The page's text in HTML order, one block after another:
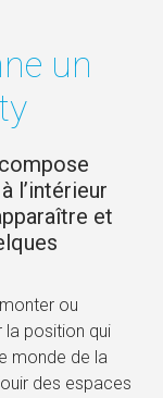
un
l’intérieur
et
ou
position qui
monde de la
des espaces